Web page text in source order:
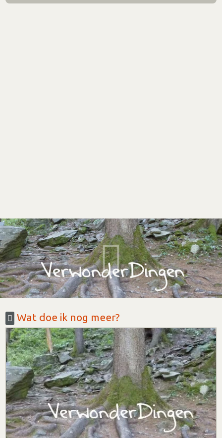
Wat doe ik nog meer?